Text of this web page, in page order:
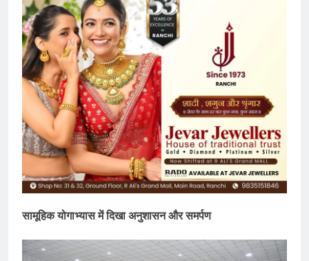
सामूहिक योगाभ्यास में दिखा अनुशासन और समर्पण